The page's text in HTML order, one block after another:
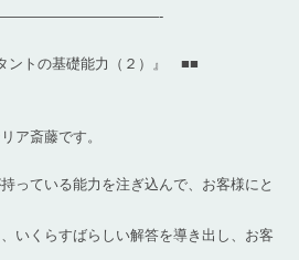
トの基礎能力（２）』 ■■
ア斎藤です。
っている能力を注ぎ込んで、お客様にと
いくらすばらしい解答を導き出し、お客